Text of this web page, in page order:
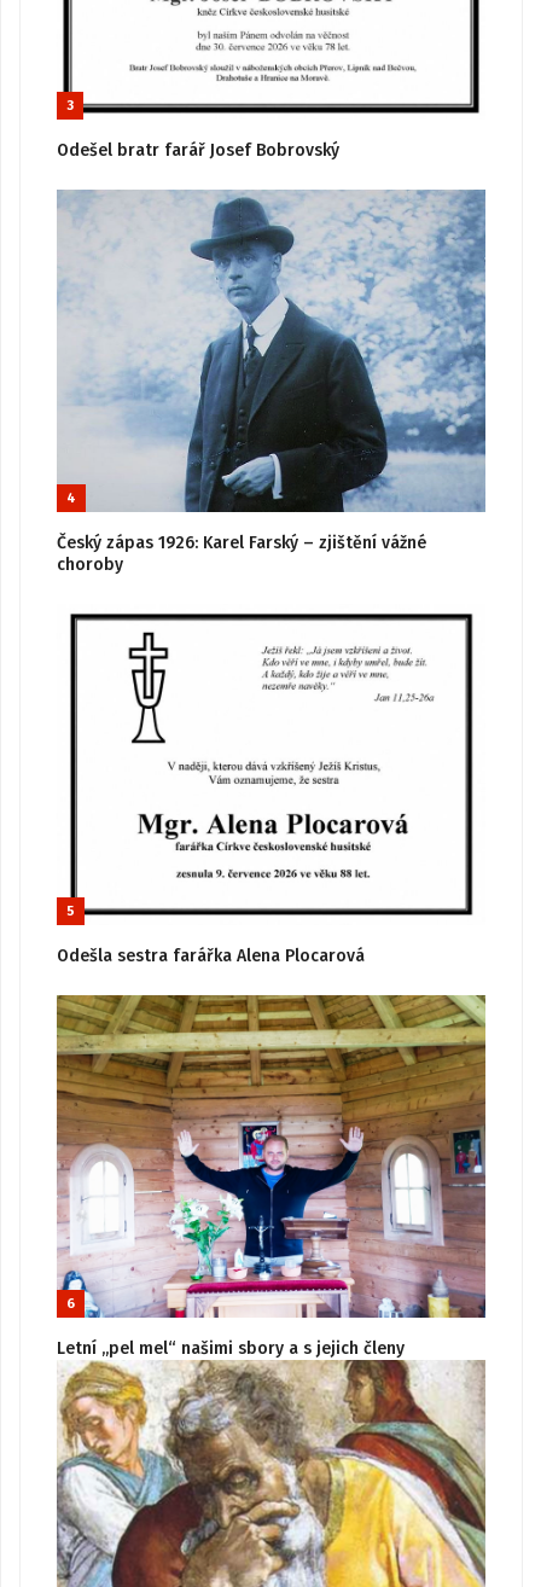
3
Odešel bratr farář Josef Bobrovský
4
Český zápas 1926: Karel Farský – zjištění vážné
choroby
5
Odešla sestra farářka Alena Plocarová
6
Letní „pel mel“ našimi sbory a s jejich členy